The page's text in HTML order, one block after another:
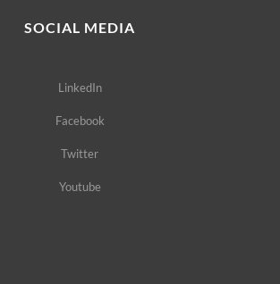
SOCIAL MEDIA
LinkedIn
Facebook
Twitter
Youtube